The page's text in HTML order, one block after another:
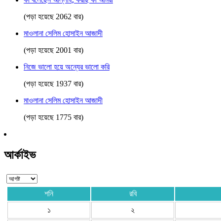
(পড়া হয়েছে 2062 বার)
মাওলানা সেলিম হোসাইন আজাদী
(পড়া হয়েছে 2001 বার)
নিজে ভালো হয়ে অন্যের ভালো করি
(পড়া হয়েছে 1937 বার)
মাওলানা সেলিম হোসাইন আজাদী
(পড়া হয়েছে 1775 বার)
আর্কাইভ
শনি রবি
১
২